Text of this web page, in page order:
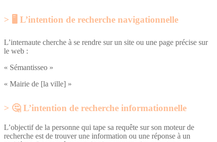
🖥️ L’intention de recherche navigationnelle
L’internaute cherche à se rendre sur un site ou une page précise sur
le web :
« Sémantisseo »
« Mairie de [la ville] »
🤔 L’intention de recherche informationnelle
L’objectif de la personne qui tape sa requête sur son moteur de
recherche est de trouver une information ou une réponse à un